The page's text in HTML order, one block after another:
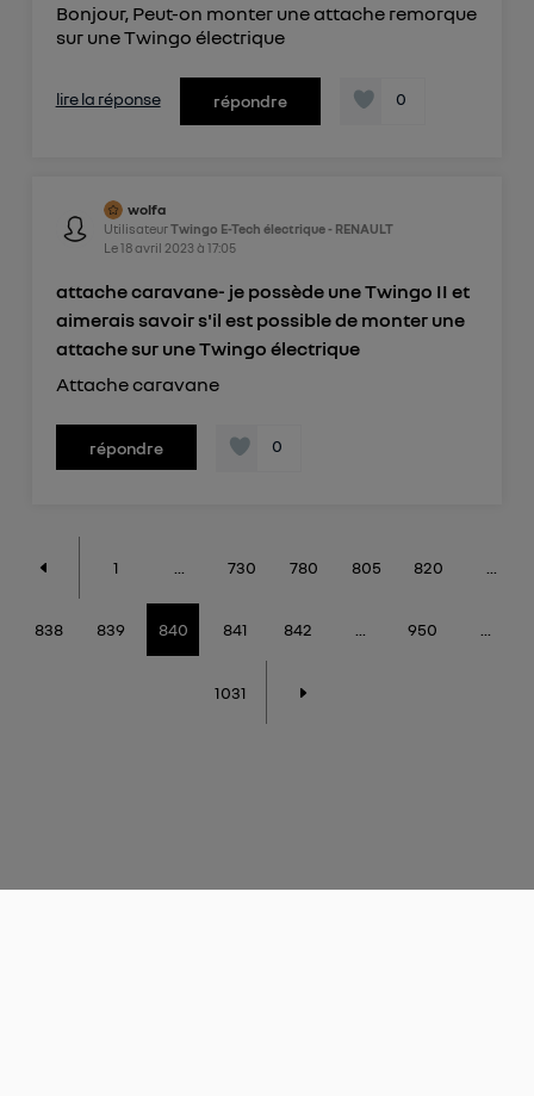
Bonjour, Peut-on monter une attache remorque
sur une Twingo électrique
lire la réponse répondre 0
wolfa
UtilisateurTwingo E-Tech électrique - RENAULT
Le18 avril 2023 à 17:05
attache caravane- je possède une Twingo II et
aimerais savoir s'il est possible de monter une
attache sur une Twingo électrique
Attache caravane
répondre 0
1 730 780 805 820
838 839 840 841 842 950
1031